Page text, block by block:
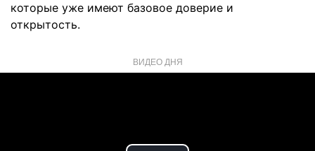
которые уже имеют базовое доверие и
открытость.
ВИДЕО ДНЯ